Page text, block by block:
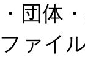
団体
ァイ